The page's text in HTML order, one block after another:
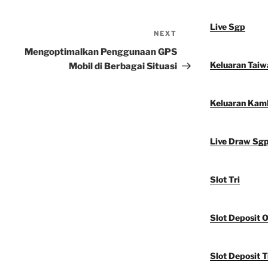
Post
NEXT
Mengoptimalkan Penggunaan GPS
Mobil di Berbagai Situasi
Live Sgp
Keluaran
Keluaran
Live Draw
Slot Tri
Slot Deposit
Slot Deposit